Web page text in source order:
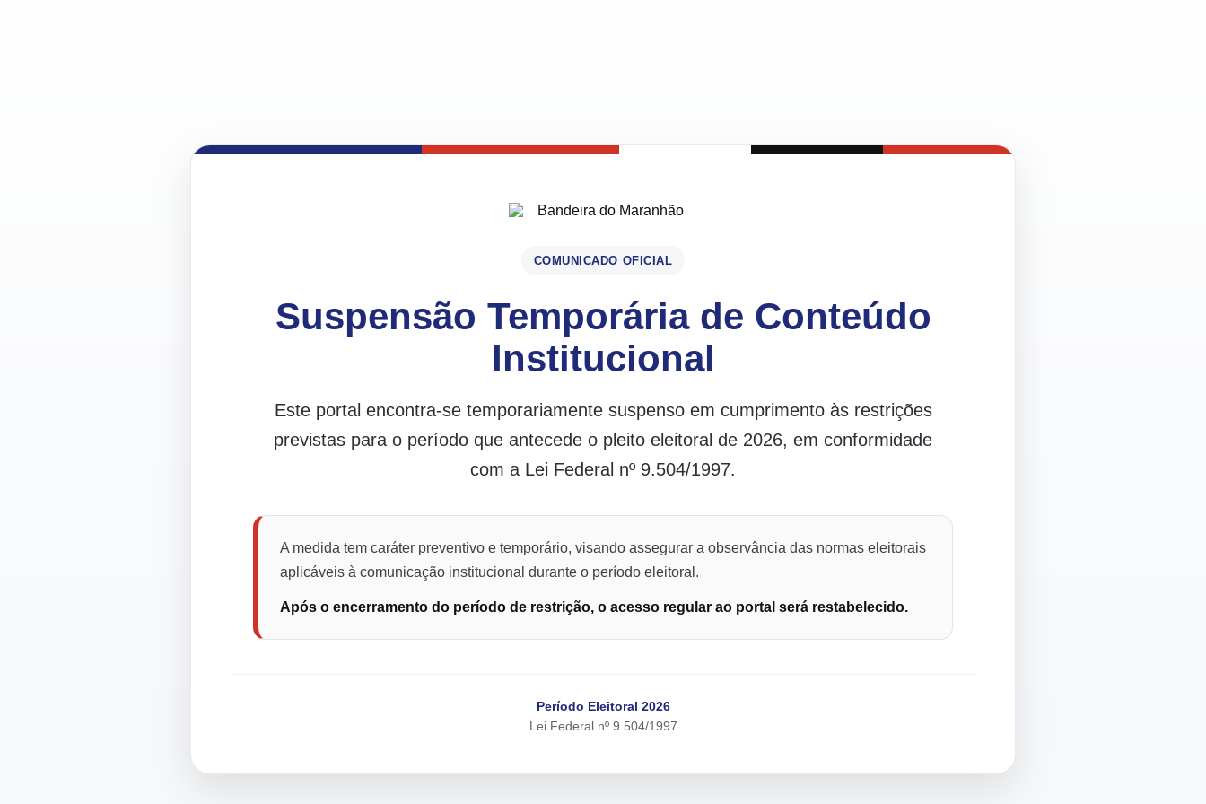
COMUNICADO OFICIAL
Suspensão Temporária de Conteúdo
Institucional
Este portal encontra-se temporariamente suspenso em cumprimento às restrições
previstas para o período que antecede o pleito eleitoral de 2026, em conformidade
com a Lei Federal nº 9.504/1997.
A medida tem caráter preventivo e temporário, visando assegurar a observância das normas eleitorais
aplicáveis à comunicação institucional durante o período eleitoral.
Após o encerramento do período de restrição, o acesso regular ao portal será restabelecido.
Período Eleitoral 2026
Lei Federal nº 9.504/1997